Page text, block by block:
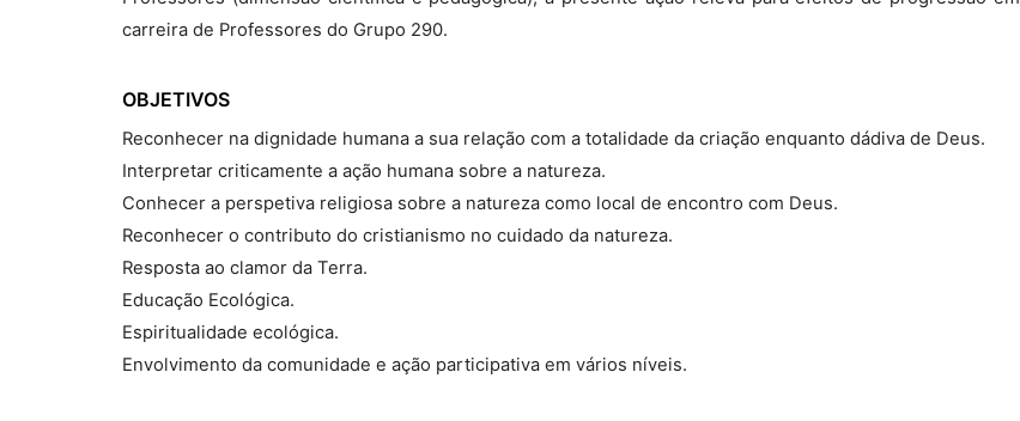
carreira de Professores do Grupo 290.
OBJETIVOS
Reconhecer na dignidade humana a sua relação com a totalidade da criação enquanto dádiva de Deus.
Interpretar criticamente a ação humana sobre a natureza.
Conhecer a perspetiva religiosa sobre a natureza como local de encontro com Deus.
Reconhecer o contributo do cristianismo no cuidado da natureza.
Resposta ao clamor da Terra.
Educação Ecológica.
Espiritualidade ecológica.
Envolvimento da comunidade e ação participativa em vários níveis.